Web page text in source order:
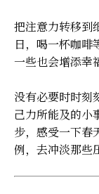
把注意力转移到
日，喝一杯咖啡
一些也会增添幸
没有必要时时刻
己力所能及的小
步，感受一下春
例，去冲淡那些